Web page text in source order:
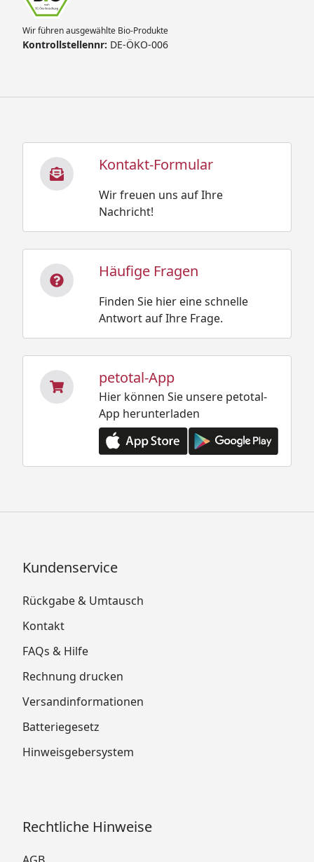
Wir führen ausgewählte Bio-Produkte
Kontrollstellennr: DE-ÖKO-006
Kontakt-Formular
Wir freuen uns auf Ihre
Nachricht!
Häufige Fragen
Finden Sie hier eine schnelle
Antwort auf Ihre Frage.
petotal-App
Hier können Sie unsere petotal-
App herunterladen
Kundenservice
Rückgabe & Umtausch
Kontakt
FAQs & Hilfe
Rechnung drucken
Versandinformationen
Batteriegesetz
Hinweisgebersystem
Rechtliche Hinweise